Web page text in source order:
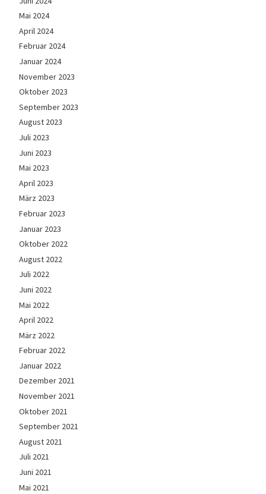
Mai 2024
April 2024
Februar 2024
Januar 2024
November 2023
Oktober 2023
September 2023
August 2023
Juli 2023
Juni 2023
Mai 2023
April 2023
März 2023
Februar 2023
Januar 2023
Oktober 2022
August 2022
Juli 2022
Juni 2022
Mai 2022
April 2022
März 2022
Februar 2022
Januar 2022
Dezember 2021
November 2021
Oktober 2021
September 2021
August 2021
Juli 2021
Juni 2021
Mai 2021